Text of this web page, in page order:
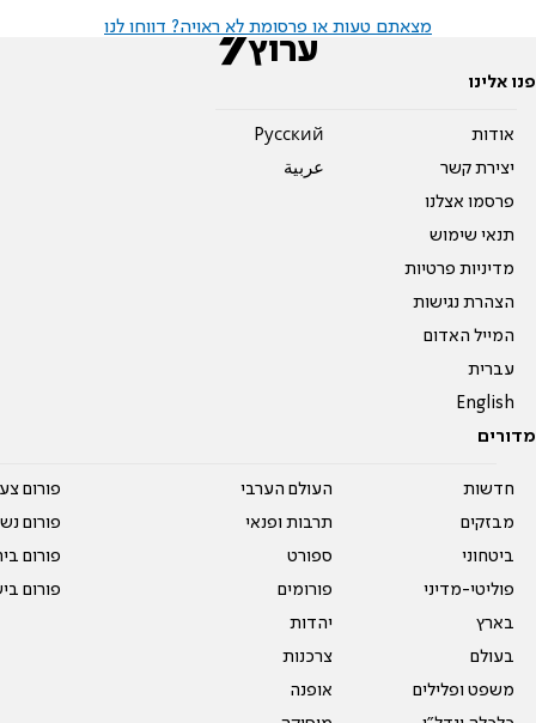
מצאתם טעות או פרסומת לא ראויה? דווחו לנו
פנו אלינו
אודות
יצירת קשר
פרסמו אצלנו
תנאי שימוש
מדיניות פרטיות
הצהרת נגישות
המייל האדום
עברית
English
Pусский
عربية
מדורים
חדשות
מבזקים
ביטחוני
פוליטי-מדיני
בארץ
בעולם
משפט ופלילים
העולם הערבי
תרבות ופנאי
ספורט
פורומים
יהדות
צרכנות
אופנה
פורום
פורום
פורום
פורום